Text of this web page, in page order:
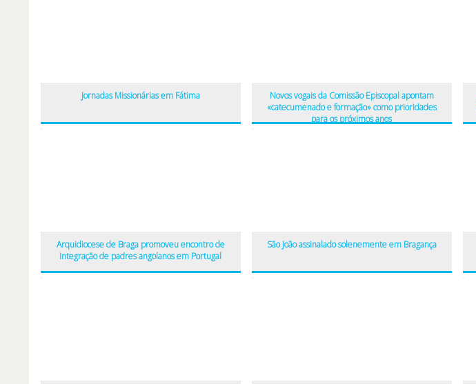
Jornadas Missionárias em Fátima
Novos vogais da Comissão Episcopal apontam
«catecumenado e formação» como prioridades
para os próximos anos
Arquidiocese de Braga promoveu encontro de
integração de padres angolanos em Portugal
São João assinalado solenemente em Bragança